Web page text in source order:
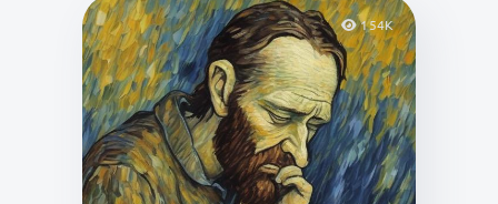
154K